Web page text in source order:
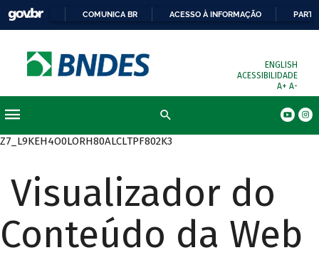
COMUNICA BR ACESSO À INFORMAÇÃO
ENGLISH
ACESSIBILIDADE
A+ A-
Z7_L9KEH4O0LORH80ALCLTPF802K3
Visualizador do
Conteúdo da Web